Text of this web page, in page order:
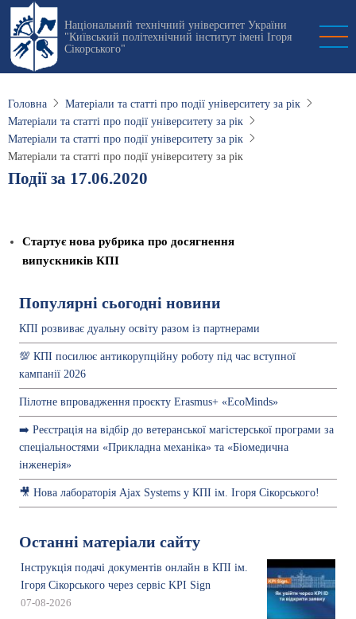
Перейти
основного
вмісту
Національний технічний університет України
"Київський політехнічний інститут імені Ігоря
Сікорського"
Головна
Матеріали та статті про події університету за рік
Матеріали та статті про події університету за рік
Матеріали та статті про події університету за рік
Матеріали та статті про події університету за рік
Події за 17.06.2020
Стартує нова рубрика про досягнення
випускників КПІ
Популярні сьогодні новини
КПІ розвиває дуальну освіту разом із партнерами
💯 КПІ посилює антикорупційну роботу під час вступної
кампанії 2026
Пілотне впровадження проєкту Erasmus+ «EcoMinds»
➡️ Реєстрація на відбір до ветеранської магістерської програми за
спеціальностями «Прикладна механіка» та «Біомедична
інженерія»
🎥 Нова лабораторія Ajax Systems у КПІ ім. Ігоря Сікорського!
Останні матеріали сайту
Інструкція подачі документів онлайн в КПІ ім.
Ігоря Сікорського через сервіс KPI Sign
07-08-2026